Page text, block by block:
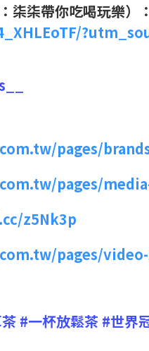
柒柒帶你吃喝玩樂）：
pages/
pages/
z5Nk3p
pages/
#一杯放鬆茶 #世界